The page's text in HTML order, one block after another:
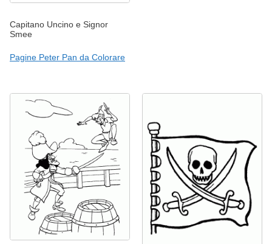
Capitano Uncino e Signor
Smee
Pagine Peter Pan da Colorare